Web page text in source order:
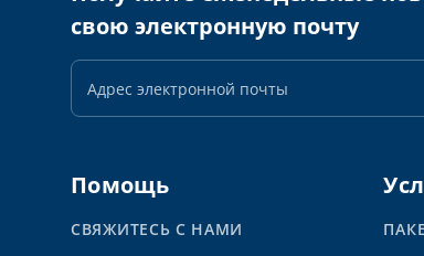
свою электронную почту
Адрес
почты
Помощь
СВЯЖИТЕСЬ С НАМИ